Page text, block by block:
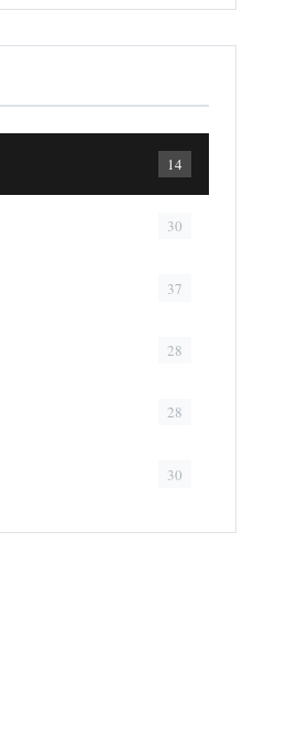
14
30
37
28
28
30